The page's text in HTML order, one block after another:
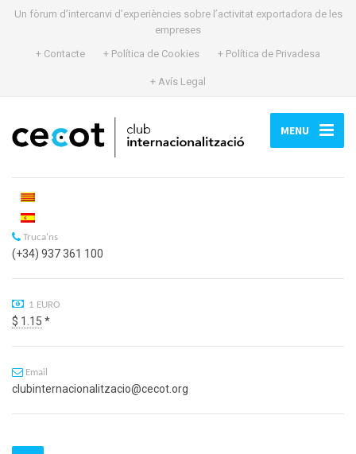
Un fòrum d’intercanvi d’experiències sobre l’activitat exportadora de les
empreses
+ Contacte
+ Política de Cookies + Política de Privadesa
+ Avís Legal
MENU
Truca'ns
(+34) 937 361 100
1 EURO
$ 1.15 *
Email
clubinternacionalitzacio@cecot.org